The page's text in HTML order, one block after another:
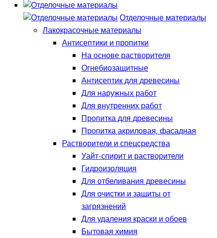
Отделочные материалы
Лакокрасочные материалы
Антисептики и пропитки
На основе растворителя
Огнебиозащитные
Антисептик для древесины
Для наружных работ
Для внутренних работ
Пропитка для древесины
Пропитка акриловая, фасадная
Растворители и спецсредства
Уайт-спирит и растворители
Гидроизоляция
Для отбеливания древесины
Для очистки и защиты от
загрязнений
Для удаления краски и обоев
Бытовая химия